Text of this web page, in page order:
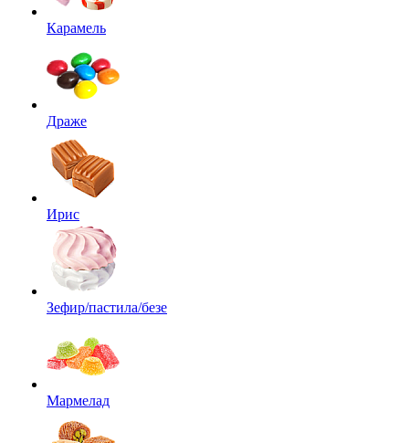
Карамель
Драже
Ирис
Зефир/пастила/безе
Мармелад